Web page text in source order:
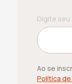
Ao se
Política